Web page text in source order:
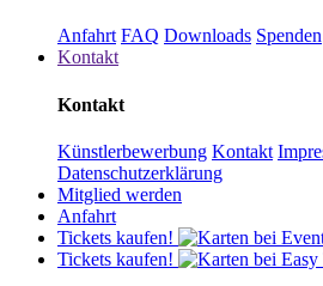
Anfahrt FAQ Downloads Spenden
Kontakt
Kontakt
Künstlerbewerbung Kontakt
Datenschutzerklärung
Mitglied werden
Anfahrt
Tickets kaufen!
Tickets kaufen!